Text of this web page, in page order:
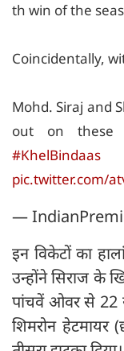
th win of the
Coincidentally,
Mohd. Siraj and
out on these
#KhelBindaas
pic.twitter.com/
—
इन विकेटों का
उन्होंने सिराज के
पांचवें ओवर से 22
शिमरोन